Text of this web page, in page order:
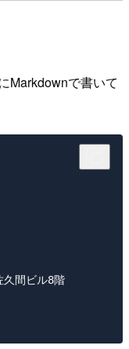
Markdownで書いて
間ビル8階